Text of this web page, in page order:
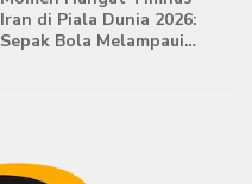
Iran di Piala Dunia 2026:
Sepak Bola Melampaui